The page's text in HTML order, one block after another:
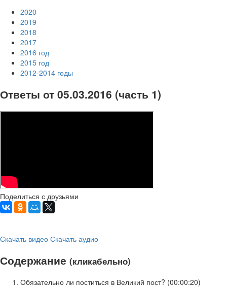
2020
2019
2018
2017
2016 год
2015 год
2012-2014 годы
Ответы от 05.03.2016 (часть 1)
Поделиться с друзьями
Скачать видео Скачать аудио
Содержание (кликабельно)
Обязательно ли поститься в Великий пост? (00:00:20)